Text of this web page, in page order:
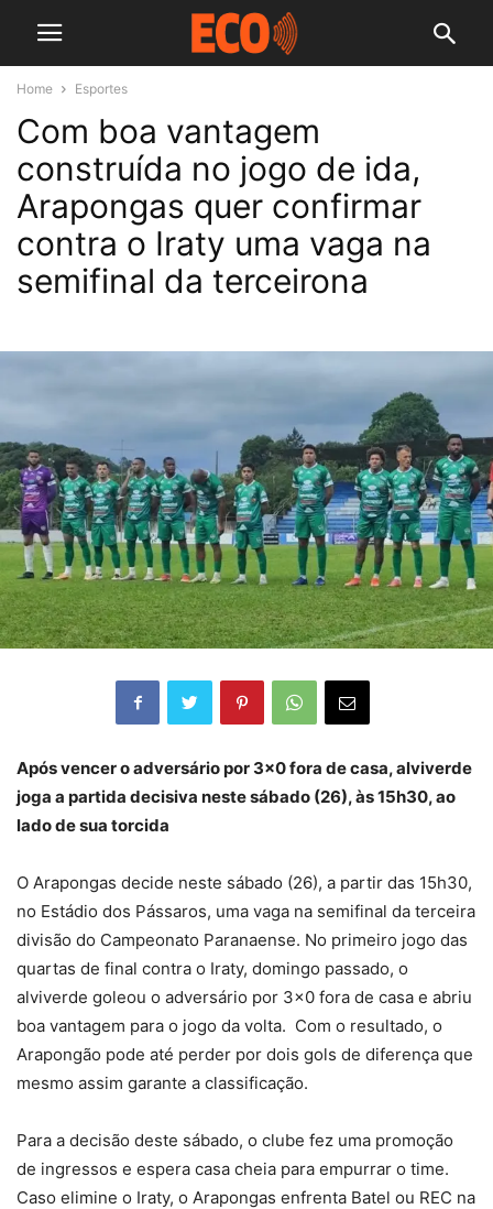
Home Esportes
Com boa vantagem
construída no jogo de ida,
Arapongas quer confirmar
contra o Iraty uma vaga na
semifinal da terceirona
Após vencer o adversário por 3×0 fora de casa, alviverde
joga a partida decisiva neste sábado (26), às 15h30, ao
lado de sua torcida
O Arapongas decide neste sábado (26), a partir das 15h30,
no Estádio dos Pássaros, uma vaga na semifinal da terceira
divisão do Campeonato Paranaense. No primeiro jogo das
quartas de final contra o Iraty, domingo passado, o
alviverde goleou o adversário por 3×0 fora de casa e abriu
boa vantagem para o jogo da volta. Com o resultado, o
Arapongão pode até perder por dois gols de diferença que
mesmo assim garante a classificação.
Para a decisão deste sábado, o clube fez uma promoção
de ingressos e espera casa cheia para empurrar o time.
Caso elimine o Iraty, o Arapongas enfrenta Batel ou REC na